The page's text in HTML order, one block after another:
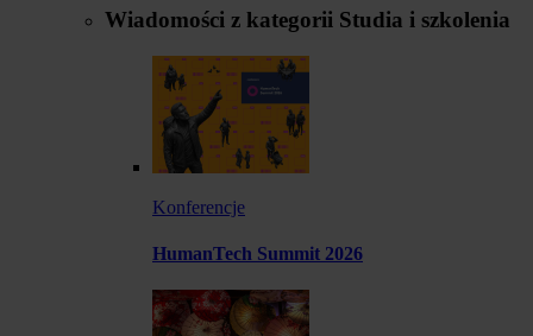
Wiadomości z kategorii Studia i szkolenia
Konferencje
HumanTech Summit 2026